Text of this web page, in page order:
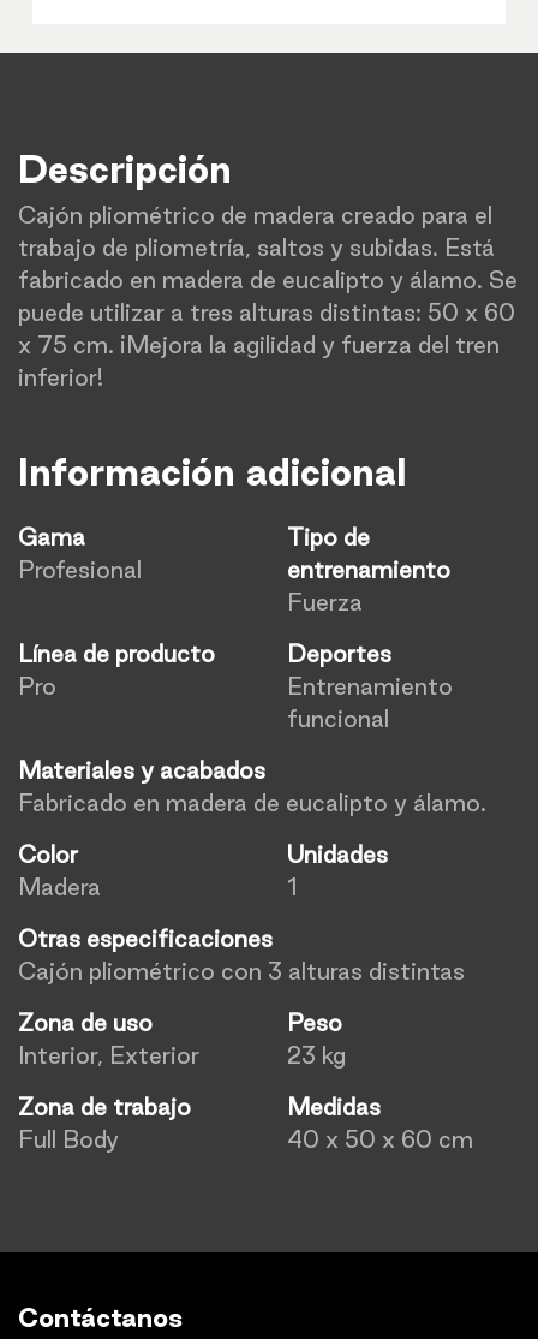
Descripción
Cajón pliométrico de madera creado para el
trabajo de pliometría, saltos y subidas. Está
fabricado en madera de eucalipto y álamo. Se
puede utilizar a tres alturas distintas: 50 x 60
x 75 cm. ¡Mejora la agilidad y fuerza del tren
inferior!
Información adicional
Gama
Profesional
Tipo de
entrenamiento
Fuerza
Línea de producto
Pro
Deportes
Entrenamiento
funcional
Materiales y acabados
Fabricado en madera de eucalipto y álamo.
Color
Madera
Unidades
1
Otras especificaciones
Cajón pliométrico con 3 alturas distintas
Zona de uso
Interior, Exterior
Peso
23 kg
Zona de trabajo
Full Body
Medidas
40 x 50 x 60 cm
Contáctanos